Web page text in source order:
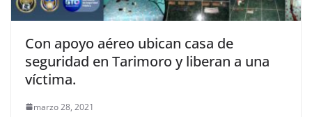
Con apoyo aéreo ubican casa de
seguridad en Tarimoro y liberan a una
víctima.
marzo 28, 2021